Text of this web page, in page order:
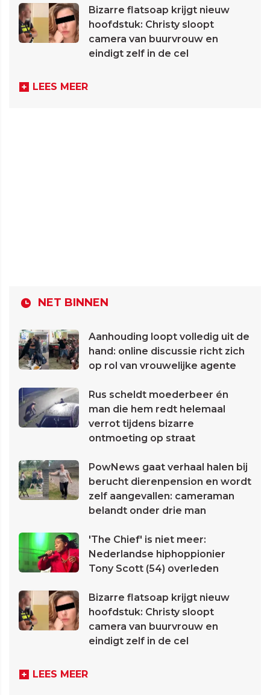
Bizarre flatsoap krijgt nieuw
hoofdstuk: Christy sloopt
camera van buurvrouw en
eindigt zelf in de cel
LEES MEER
NET BINNEN
Aanhouding loopt volledig uit de
hand: online discussie richt zich
op rol van vrouwelijke agente
Rus scheldt moederbeer én
man die hem redt helemaal
verrot tijdens bizarre
ontmoeting op straat
PowNews gaat verhaal halen bij
berucht dierenpension en wordt
zelf aangevallen: cameraman
belandt onder drie man
'The Chief' is niet meer:
Nederlandse hiphoppionier
Tony Scott (54) overleden
Bizarre flatsoap krijgt nieuw
hoofdstuk: Christy sloopt
camera van buurvrouw en
eindigt zelf in de cel
LEES MEER